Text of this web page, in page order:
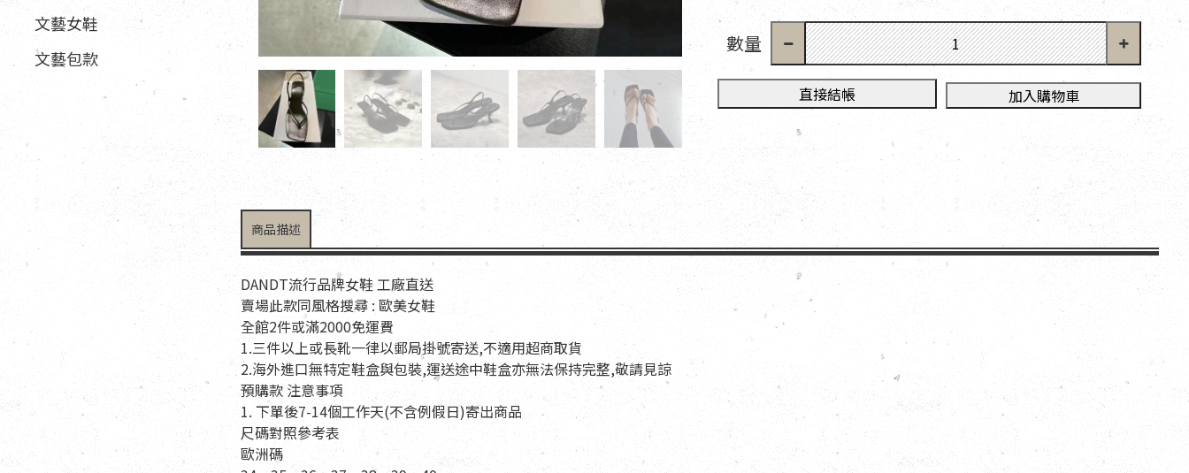
文藝女鞋
文藝包款
數量
直接結帳 加入購物車
商品描述
DANDT流行品牌女鞋 工廠直送
賣場此款同風格搜尋 : 歐美女鞋
全館2件或滿2000免運費
1.三件以上或長靴一律以郵局掛號寄送,不適用超商取貨
2.海外進口無特定鞋盒與包裝,運送途中鞋盒亦無法保持完整,敬請見諒
預購款 注意事項
1. 下單後7-14個工作天(不含例假日)寄出商品
尺碼對照參考表
歐洲碼